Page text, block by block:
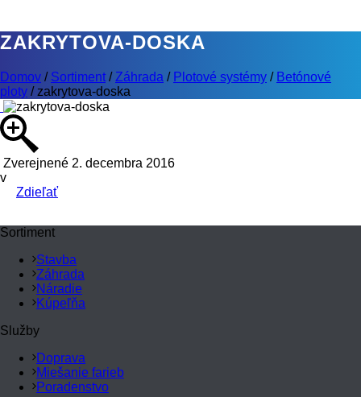
ZAKRYTOVA-DOSKA
Domov / Sortiment / Záhrada / Plotové systémy / Betónové
ploty / zakrytova-doska
Zverejnené 2. decembra 2016
v
Zdieľať
Sortiment
Stavba
Záhrada
Náradie
Kúpeľňa
Služby
Doprava
Miešanie farieb
Poradenstvo